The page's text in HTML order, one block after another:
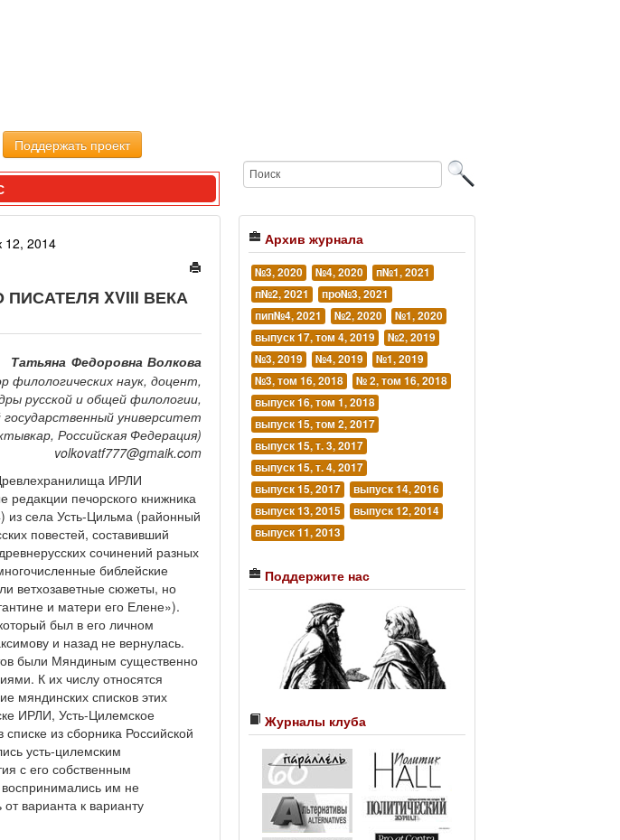
Поддержать проект
12, 2014
XVIII ВЕКА
Татьяна Федоровна Волкова
филологических наук, доцент,
русской и общей филологии,
университет
Российская Федерация)
volkovatf777@gmaik.com
ИРЛИ
печорского книжника
села Усть-Цильма (районный
повестей, составивший
сочинений разных
библейские
ветхозаветные сюжеты, но
и матери его Елене»).
был в его личном
и назад не вернулась.
были Мяндиным существенно
К их числу относятся
мяндинских списков этих
ИРЛИ, Усть-Цилемское
из сборника Российской
усть-цилемским
с его собственным
им не
варианта к варианту
Архив журнала
№3, 2020 №4, 2020
п№1, 2021
п№2, 2021
про№3, 2021
пип№4, 2021
№2, 2020
№1, 2020
выпуск 17, том 4, 2019
№2, 2019
№3, 2019
№4, 2019
№1, 2019
№3, том 16, 2018
№ 2, том 16, 2018
выпуск 16, том 1, 2018
выпуск 15, том 2, 2017
выпуск 15, т. 3, 2017
выпуск 15, т. 4, 2017
выпуск 15, 2017
выпуск 14, 2016
выпуск 13, 2015
выпуск 12, 2014
выпуск 11, 2013
Поддержите нас
Журналы клуба